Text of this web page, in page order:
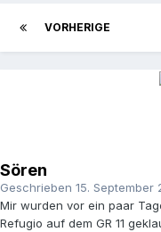
VORHERIGE
Sören
Geschrieben 15. September
Mir wurden vor ein paar
Refugio auf dem GR 11